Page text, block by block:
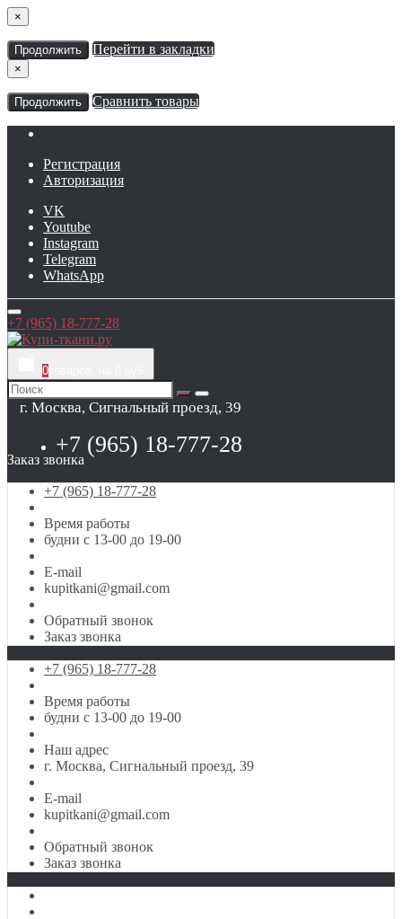
×
Продолжить Перейти в закладки
×
Продолжить Сравнить товары
Регистрация
Авторизация
VK
Youtube
Instagram
Telegram
WhatsApp
+7 (965) 18-777-28
0
г. Москва, Сигнальный проезд, 39
+7 (965) 18-777-28
Заказ звонка
+7 (965) 18-777-28
Время работы
будни с 13-00 до 19-00
E-mail
kupitkani@gmail.com
Обратный звонок
Заказ звонка
+7 (965) 18-777-28
Время работы
будни с 13-00 до 19-00
Наш адрес
г. Москва, Сигнальный проезд, 39
E-mail
kupitkani@gmail.com
Обратный звонок
Заказ звонка